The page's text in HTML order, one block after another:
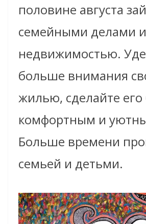
половине августа
семейными делами и
недвижимостью.
больше внимания
жилью, сделайте его
комфортным и
Больше времени
семьей и детьми.